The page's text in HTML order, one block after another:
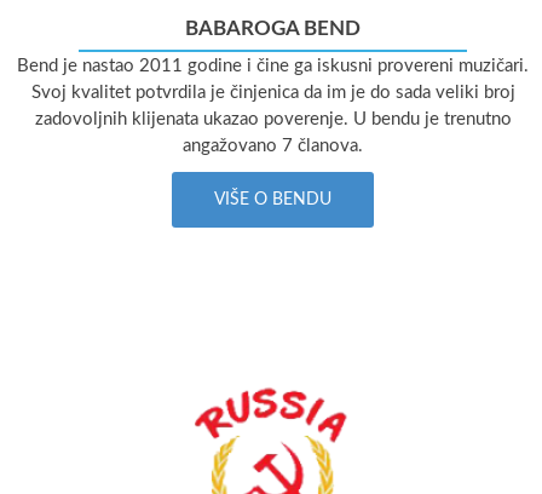
BABAROGA BEND
Bend je nastao 2011 godine i čine ga iskusni provereni muzičari.
Svoj kvalitet potvrdila je činjenica da im je do sada veliki broj
zadovoljnih klijenata ukazao poverenje. U bendu je trenutno
angažovano 7 članova.
VIŠE O BENDU